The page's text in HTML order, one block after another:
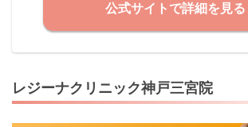
公式サイトで詳細を見る
レジーナクリニック神戸三宮院